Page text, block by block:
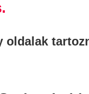
oldalak